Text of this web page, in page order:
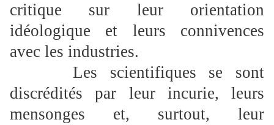
critique sur leur orientation
idéologique et leurs connivences
avec les industries.
Les scientifiques se sont
discrédités par leur incurie, leurs
mensonges et, surtout, leur